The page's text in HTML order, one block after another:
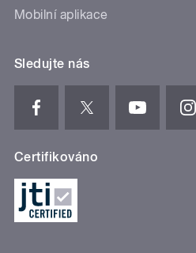
Mobilní aplikace
Sledujte nás
Certifikováno